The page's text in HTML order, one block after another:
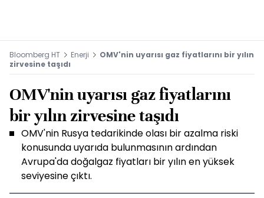
Bloomberg HT Enerji
OMV'nin uyarısı gaz fiyatlarını bir yılın
zirvesine taşıdı
OMV'nin uyarısı gaz fiyatlarını
bir yılın zirvesine taşıdı
OMV'nin Rusya tedarikinde olası bir azalma riski
konusunda uyarıda bulunmasının ardından
Avrupa'da doğalgaz fiyatları bir yılın en yüksek
seviyesine çıktı.